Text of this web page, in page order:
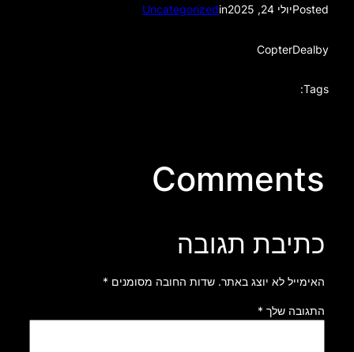
Postedיולי 24, 2025 in
Uncategorized
by
CopterDeal
Tags:
Comments
כתיבת תגובה
האימייל לא יוצג באתר. שדות החובה מסומנים *
התגובה שלך *